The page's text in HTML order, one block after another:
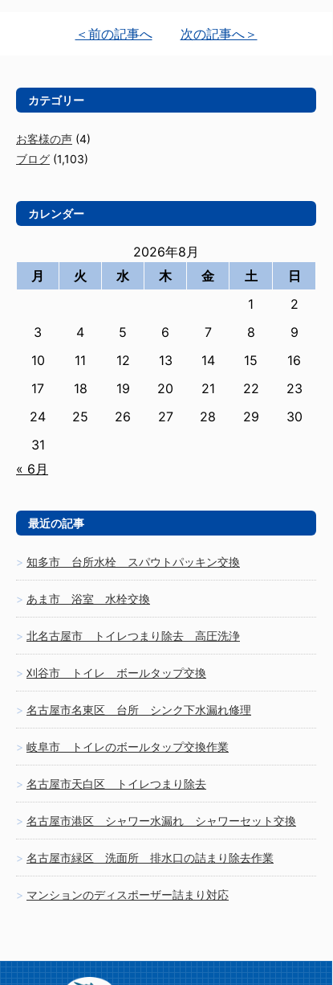
＜前の記事へ 次の記事へ＞
カテゴリー
お客様の声 (4)
ブログ (1,103)
カレンダー
2026年8月
月
火 水 木 金 土
日
1
2
3
4 5 6 7 8
9
10
11 12 13 14 15
16
17
18 19 20 21 22
23
24
25 26 27 28 29
30
31
« 6月
最近の記事
知多市 台所水栓 スパウトパッキン交換
あま市 浴室 水栓交換
北名古屋市 トイレつまり除去 高圧洗浄
刈谷市 トイレ ボールタップ交換
名古屋市名東区 台所 シンク下水漏れ修理
岐阜市 トイレのボールタップ交換作業
名古屋市天白区 トイレつまり除去
名古屋市港区 シャワー水漏れ シャワーセット交換
名古屋市緑区 洗面所 排水口の詰まり除去作業
マンションのディスポーザー詰まり対応